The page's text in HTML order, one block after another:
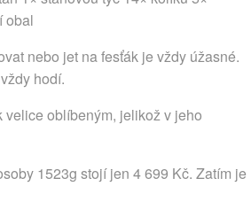
obal
nebo jet na fesťák je vždy úžasné.
hodí.
velice oblíbeným, jelikož v jeho
1523g stojí jen 4 699 Kč. Zatím je